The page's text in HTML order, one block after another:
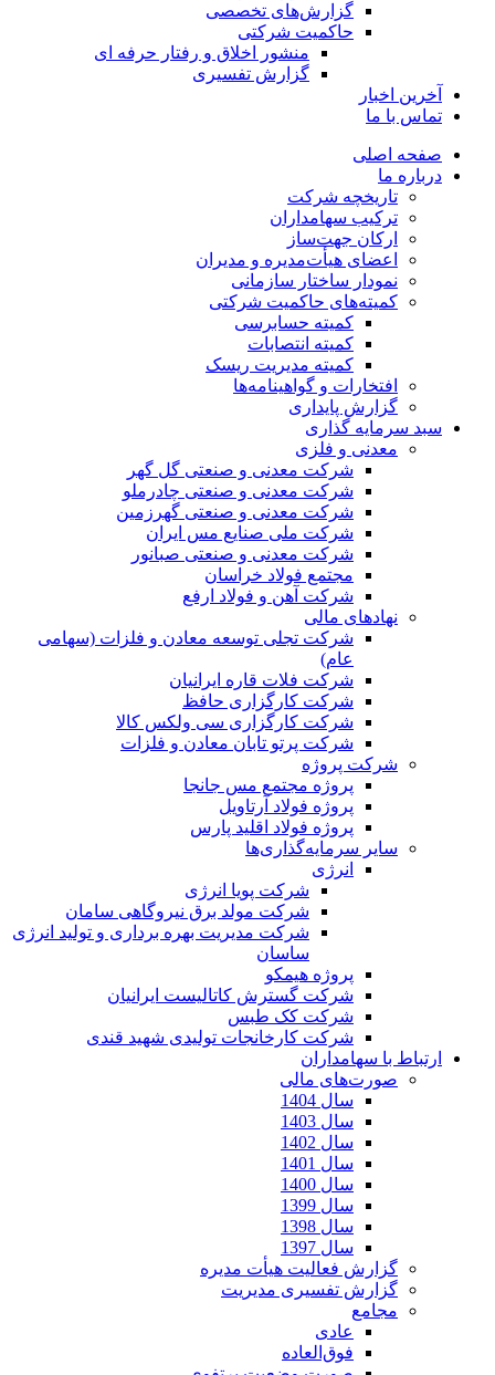
گزارش‌های تخصصی
حاکمیت شرکتی
منشور اخلاق و رفتار حرفه­ ای
گزارش تفسیری
آخرین اخبار
تماس با ما
صفحه اصلی
درباره ما
تاریخچه شرکت
ترکیب سهامداران
ارکان جهت‌ساز
اعضای هیأت‌مدیره و مدیران
نمودار ساختار سازمانی
کمیته‌های حاکمیت شرکتی
کمیته حسابرسی
کمیته انتصابات
کمیته مدیریت ریسک
افتخارات و گواهینامه‌ها
گزارش پایداری
سبد سرمایه گذاری
معدنی و فلزی
شرکت معدنی و صنعتی گل گهر
شرکت معدنی و صنعتی چادرملو
شرکت معدنی و صنعتی گهرزمین
شرکت ملی صنایع مس ایران
شرکت معدنی و صنعتی صبانور
مجتمع فولاد خراسان
شرکت آهن و فولاد ارفع
نهادهای مالی
شرکت تجلی توسعه معادن و فلزات (سهامی
عام)
شرکت فلات قاره ایرانیان
شرکت کارگزاری حافظ
شرکت کارگزاری سی ولکس کالا
شرکت پرتو تابان معادن و فلزات
شرکت پروژه
پروژه مجتمع مس جانجا
پروژه فولاد آرتاویل
پروژه فولاد اقلید پارس
سایر سرمایه‌گذاری‌ها
انرژی
شرکت پویا انرژی
شرکت مولد برق نیروگاهی سامان
شرکت مدیریت بهره برداری و تولید انرژی
ساسان
پروژه هیمکو
شرکت گسترش کاتالیست ایرانیان
شرکت کک طبس
شرکت کارخانجات تولیدی شهید قندی
ارتباط با سهامداران
صورت‌های مالی
سال 1404
سال 1403
سال 1402
سال 1401
سال 1400
سال 1399
سال 1398
سال 1397
گزارش فعالیت هیأت مدیره
گزارش تفسیری مدیریت
مجامع
عادی
فوق‌العاده